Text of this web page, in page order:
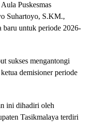
Puskesmas
Suhartoyo, S.KM.,
untuk periode 2026-
sukses mengantongi
demisioner periode
ini dihadiri oleh
Tasikmalaya terdiri